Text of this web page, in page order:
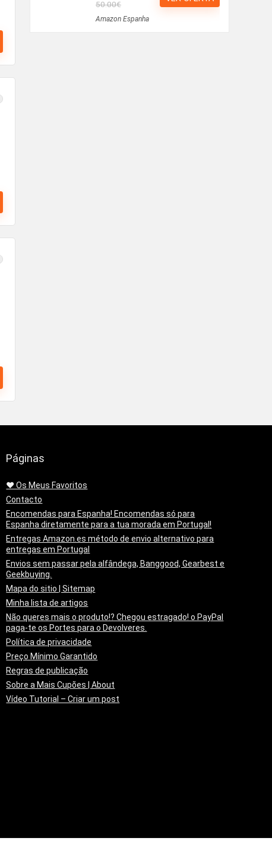
50.00€
Amazon Espanha
Páginas
❤️ Os Meus Favoritos
Contacto
Encomendas para Espanha! Encomendas só para
Espanha diretamente para a tua morada em Portugal!
Entregas Amazon.es método de envio alternativo para
entregas em Portugal
Envios sem passar pela alfândega, Banggood, Gearbest e
Geekbuying.
Mapa do sitio | Sitemap
Minha lista de artigos
Não queres mais o produto!? Chegou estragado! o PayPal
paga-te os Portes para o Devolveres.
Política de privacidade
Preço Mínimo Garantido
Regras de publicação
Sobre a Mais Cupões | About
Vídeo Tutorial – Criar um post